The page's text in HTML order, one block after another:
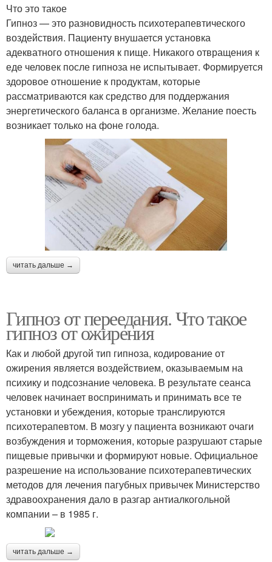
Что это такое
Гипноз — это разновидность психотерапевтического
воздействия. Пациенту внушается установка
адекватного отношения к пище. Никакого отвращения к
еде человек после гипноза не испытывает. Формируется
здоровое отношение к продуктам, которые
рассматриваются как средство для поддержания
энергетического баланса в организме. Желание поесть
возникает только на фоне голода.
читать дальше →
Гипноз от переедания. Что такое
гипноз от ожирения
Как и любой другой тип гипноза, кодирование от
ожирения является воздействием, оказываемым на
психику и подсознание человека. В результате сеанса
человек начинает воспринимать и принимать все те
установки и убеждения, которые транслируются
психотерапевтом. В мозгу у пациента возникают очаги
возбуждения и торможения, которые разрушают старые
пищевые привычки и формируют новые. Официальное
разрешение на использование психотерапевтических
методов для лечения пагубных привычек Министерство
здравоохранения дало в разгар антиалкогольной
компании – в 1985 г.
читать дальше →